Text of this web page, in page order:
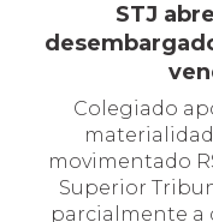
STJ
Colegiado
movimentado
Superior
parcialmente a